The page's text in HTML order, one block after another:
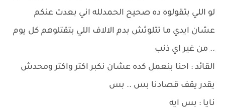
لو اللي بتقولوه ده صحيح الحمدلله اني بعدت عنكم
عشان ايدي ما تتلوثش بدم الالاف اللي بتقتلوهم كل يوم
.. من غير اي ذنب
القائد : احنا بنعمل كده عشان نكبر اكتر واكتر ومحدش
يقدر يقف قصادنا بس .. بس
نايا : بس ايه